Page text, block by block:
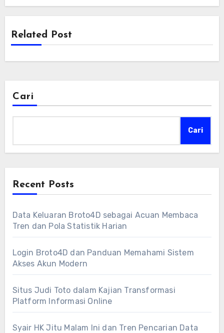
Related Post
Cari
Cari
Recent Posts
Data Keluaran Broto4D sebagai Acuan Membaca
Tren dan Pola Statistik Harian
Login Broto4D dan Panduan Memahami Sistem
Akses Akun Modern
Situs Judi Toto dalam Kajian Transformasi
Platform Informasi Online
Syair HK Jitu Malam Ini dan Tren Pencarian Data